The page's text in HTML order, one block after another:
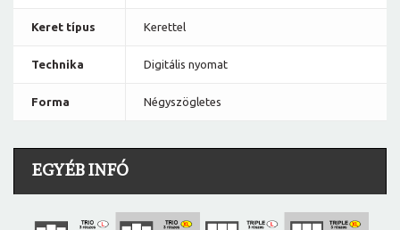
Keret típus Kerettel
Technika Digitális nyomat
Forma Négyszögletes
EGYÉB INFÓ